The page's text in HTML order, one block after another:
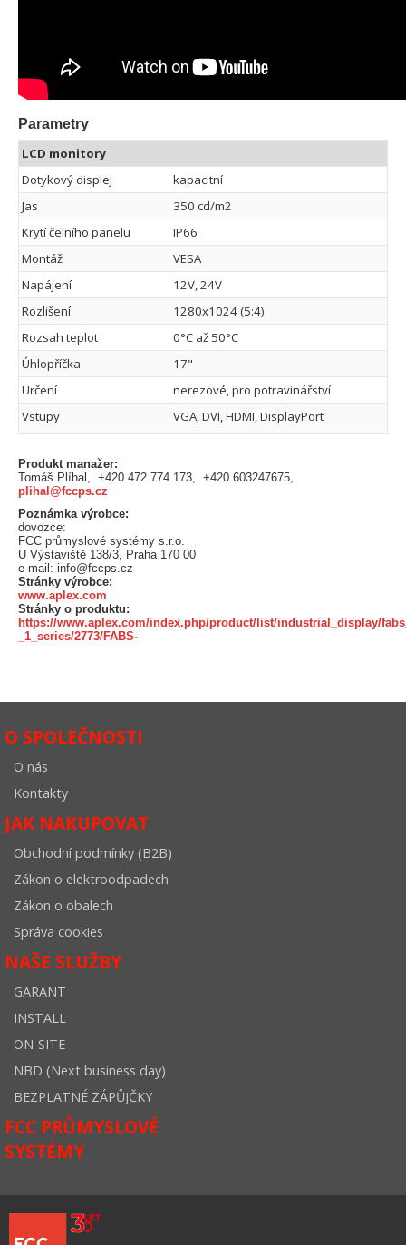
Parametry
LCD monitory
Dotykový displej
kapacitní
Jas
350 cd/m2
Krytí čelního panelu
IP66
Montáž
VESA
Napájení
12V, 24V
Rozlišení
1280x1024 (5:4)
Rozsah teplot
0°C až 50°C
Úhlopříčka
17"
Určení
nerezové, pro potravinářství
Vstupy
VGA, DVI, HDMI, DisplayPort
Produkt manažer:
Tomáš Plíhal, +420 472 774 173, +420 603247675,
plihal@fccps.cz
Poznámka výrobce:
dovozce:
FCC průmyslové systémy s.r.o.
U Výstaviště 138/3, Praha 170 00
e-mail: info@fccps.cz
Stránky výrobce:
www.aplex.com
Stránky o produktu:
https://www.aplex.com/index.php/product/list/industrial_display/
_1_series/2773/FABS-
O SPOLEČNOSTI
O nás
Kontakty
JAK NAKUPOVAT
Obchodní podmínky (B2B)
Zákon o elektroodpadech
Zákon o obalech
Správa cookies
NAŠE SLUŽBY
GARANT
INSTALL
ON-SITE
NBD (Next business day)
BEZPLATNÉ ZÁPŮJČKY
FCC PRŮMYSLOVÉ
SYSTÉMY